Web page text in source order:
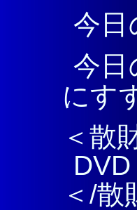
今日
今日
にす
＜散
＜/散